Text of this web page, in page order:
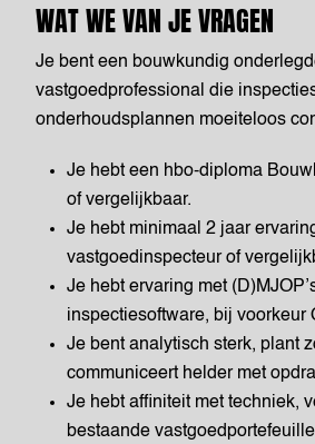
WAT WE VAN JE VRAGEN
Je bent een bouwkundig
vastgoedprofessional die
onderhoudsplannen moeiteloos
Je hebt een hbo-diploma
of vergelijkbaar.
Je hebt minimaal 2 jaar
vastgoedinspecteur of
Je hebt ervaring met
inspectiesoftware, bij voorkeur
Je bent analytisch sterk, plant
communiceert helder met
Je hebt affiniteit met techniek,
bestaande